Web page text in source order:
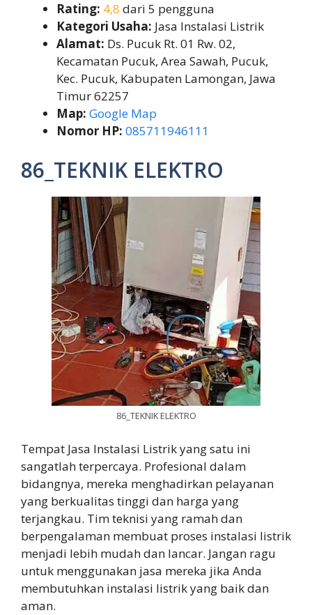
Rating: 4,8 dari 5 pengguna
Kategori Usaha: Jasa Instalasi Listrik
Alamat: Ds. Pucuk Rt. 01 Rw. 02,
Kecamatan Pucuk, Area Sawah, Pucuk,
Kec. Pucuk, Kabupaten Lamongan, Jawa
Timur 62257
Map: Google Map
Nomor HP: 085711946111
86_TEKNIK ELEKTRO
86_TEKNIK ELEKTRO
Tempat Jasa Instalasi Listrik yang satu ini
sangatlah terpercaya. Profesional dalam
bidangnya, mereka menghadirkan pelayanan
yang berkualitas tinggi dan harga yang
terjangkau. Tim teknisi yang ramah dan
berpengalaman membuat proses instalasi listrik
menjadi lebih mudah dan lancar. Jangan ragu
untuk menggunakan jasa mereka jika Anda
membutuhkan instalasi listrik yang baik dan
aman.